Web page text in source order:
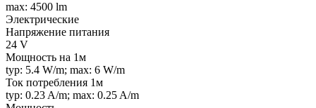
max: 4500 lm
Электрические
Напряжение питания
24 V
Мощность на 1м
typ: 5.4 W/m; max: 6 W/m
Ток потребления 1м
typ: 0.23 A/m; max: 0.25 A/m